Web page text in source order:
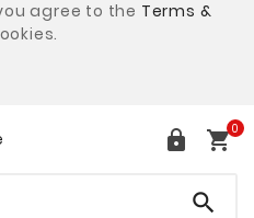
agree to the Terms &
 0
